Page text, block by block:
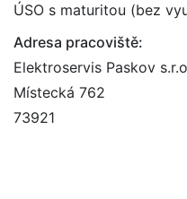
ÚSO s maturitou (bez
Adresa pracoviště:
Elektroservis Paskov
Místecká 762
73921